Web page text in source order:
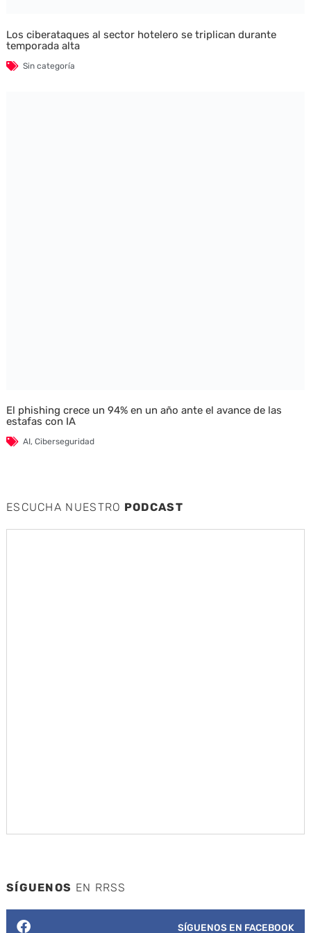
Los ciberataques al sector hotelero se triplican durante
temporada alta
Sin categoría
El phishing crece un 94% en un año ante el avance de las
estafas con IA
AI, Ciberseguridad
ESCUCHA NUESTRO PODCAST
SÍGUENOS EN RRSS
SÍGUENOS EN FACEBOOK